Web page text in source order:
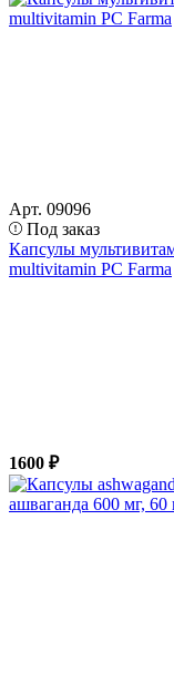
Арт. 09096
Под заказ
Капсулы
multivitamin PC Farma
1600 ₽